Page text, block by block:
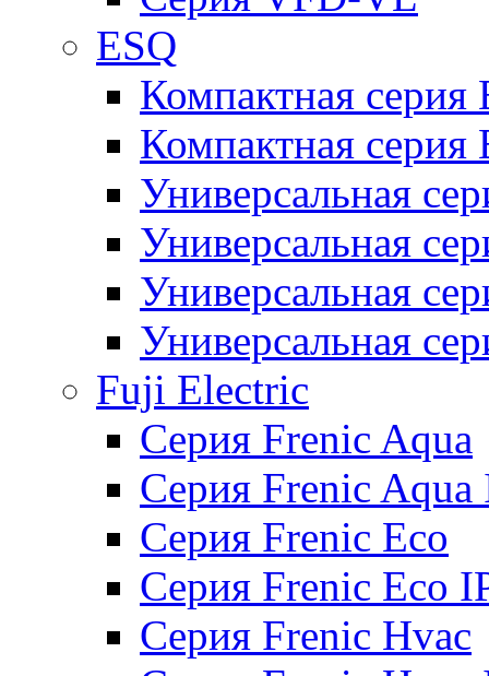
ESQ
Компактная серия
Компактная
Универсальная
Универсальная
Универсальная
Универсальная
Fuji Electric
Серия Frenic Aqua
Серия Frenic Aqua
Серия Frenic Eco
Серия Frenic Eco
Серия Frenic Hvac